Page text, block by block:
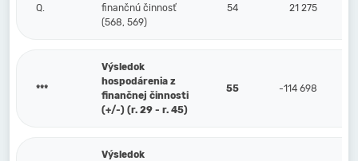
Q.
finančnú činnosť
(568, 569)
54 21 275
***
Výsledok
hospodárenia z
finančnej činnosti
(+/-) (r. 29 - r. 45)
55 -114 698
Výsledok